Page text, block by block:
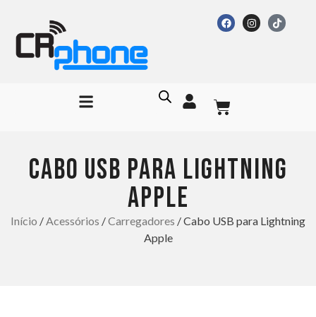
CABO USB PARA LIGHTNING
APPLE
Início /Acessórios /Carregadores / Cabo USB para Lightning
Apple